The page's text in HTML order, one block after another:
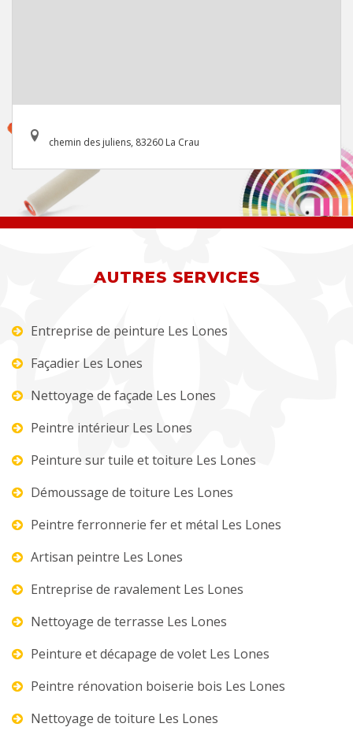
chemin des juliens, 83260 La Crau
AUTRES SERVICES
Entreprise de peinture Les Lones
Façadier Les Lones
Nettoyage de façade Les Lones
Peintre intérieur Les Lones
Peinture sur tuile et toiture Les Lones
Démoussage de toiture Les Lones
Peintre ferronnerie fer et métal Les Lones
Artisan peintre Les Lones
Entreprise de ravalement Les Lones
Nettoyage de terrasse Les Lones
Peinture et décapage de volet Les Lones
Peintre rénovation boiserie bois Les Lones
Nettoyage de toiture Les Lones